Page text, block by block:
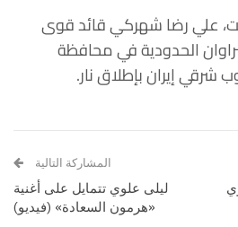
علي رضا شهركيقائد قوى
الحدودية في محافظة
إيران بإطلاق نار.
المشاركة التالية
ليلى علوي تتمايل على أغنية
«هرمون السعادة» (فيديو)